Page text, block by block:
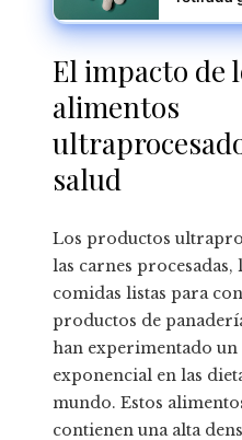
que dice
estudio
El impacto de
alimentos
salud
Los productos
las carnes procesadas,
comidas listas para
productos de
han experimentado
exponencial en las
mundo. Estos
contienen una alta